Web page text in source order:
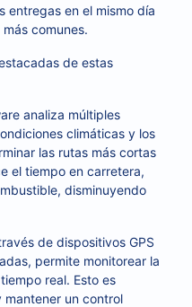
entregas en el mismo día
comunes.
de estas
analiza múltiples
climáticas y los
las rutas más cortas
el tiempo en carretera,
disminuyendo
de dispositivos GPS
permite monitorear la
real. Esto es
un control